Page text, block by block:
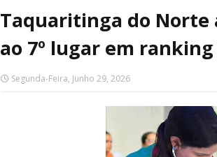
Taquaritinga do Norte
ao 7º lugar em
Segunda-Feira, Junho 29, 2026